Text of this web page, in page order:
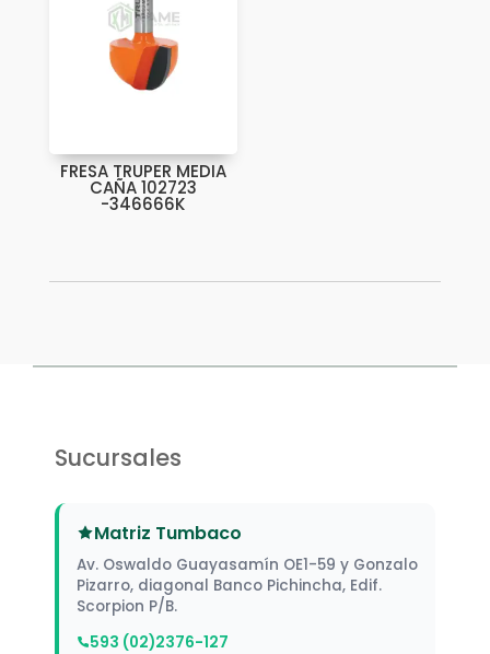
FRESA TRUPER MEDIA
CAÑA 102723
-346666K
Sucursales
Matriz Tumbaco
Av. Oswaldo Guayasamín OE1-59 y Gonzalo
Pizarro, diagonal Banco Pichincha, Edif.
Scorpion P/B.
593 (02)2376-127